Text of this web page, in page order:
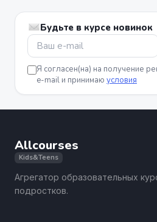
Будьте в курсе новинок
Я согласен(на) на получение
e-mail и принимаю условия
Allcourses
Kids&Teens
Агрегатор образовательных
подростков.